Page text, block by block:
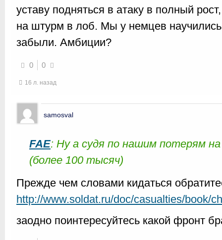
уставу подняться в атаку в полный
на штурм в лоб. Мы у немцев
забыли. Амбиции?
0 0
16 л. назад
samosval
FAE: Ну а судя по нашим потерям
(более 100 тысяч)
Прежде чем словами кидаться
http://www.soldat.ru/doc/casualties/book/
заодно поинтересуйтесь какой фронт